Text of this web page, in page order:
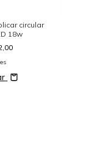
circular
18w